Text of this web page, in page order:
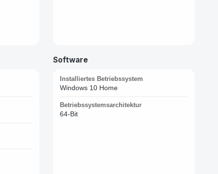
Software
Installiertes Betriebssystem
Windows 10 Home
Betriebssystemsarchitektur
64-Bit